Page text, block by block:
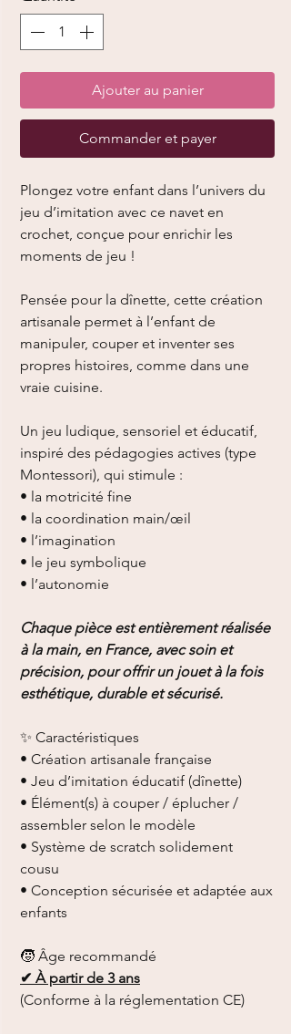
Ajouter au panier
Commander et payer
Plongez votre enfant dans l’univers du
jeu d’imitation avec ce navet en
crochet, conçue pour enrichir les
moments de jeu !
Pensée pour la dînette, cette création
artisanale permet à l’enfant de
manipuler, couper et inventer ses
propres histoires, comme dans une
vraie cuisine.
Un jeu ludique, sensoriel et éducatif,
inspiré des pédagogies actives (type
Montessori), qui stimule :
• la motricité fine
• la coordination main/œil
• l’imagination
• le jeu symbolique
• l’autonomie
Chaque pièce est entièrement réalisée
à la main, en France, avec soin et
précision, pour offrir un jouet à la fois
esthétique, durable et sécurisé.
✨ Caractéristiques
• Création artisanale française
• Jeu d’imitation éducatif (dînette)
• Élément(s) à couper / éplucher /
assembler selon le modèle
• Système de scratch solidement
cousu
• Conception sécurisée et adaptée aux
enfants
🧒 Âge recommandé
✔ À partir de 3 ans
(Conforme à la réglementation CE)